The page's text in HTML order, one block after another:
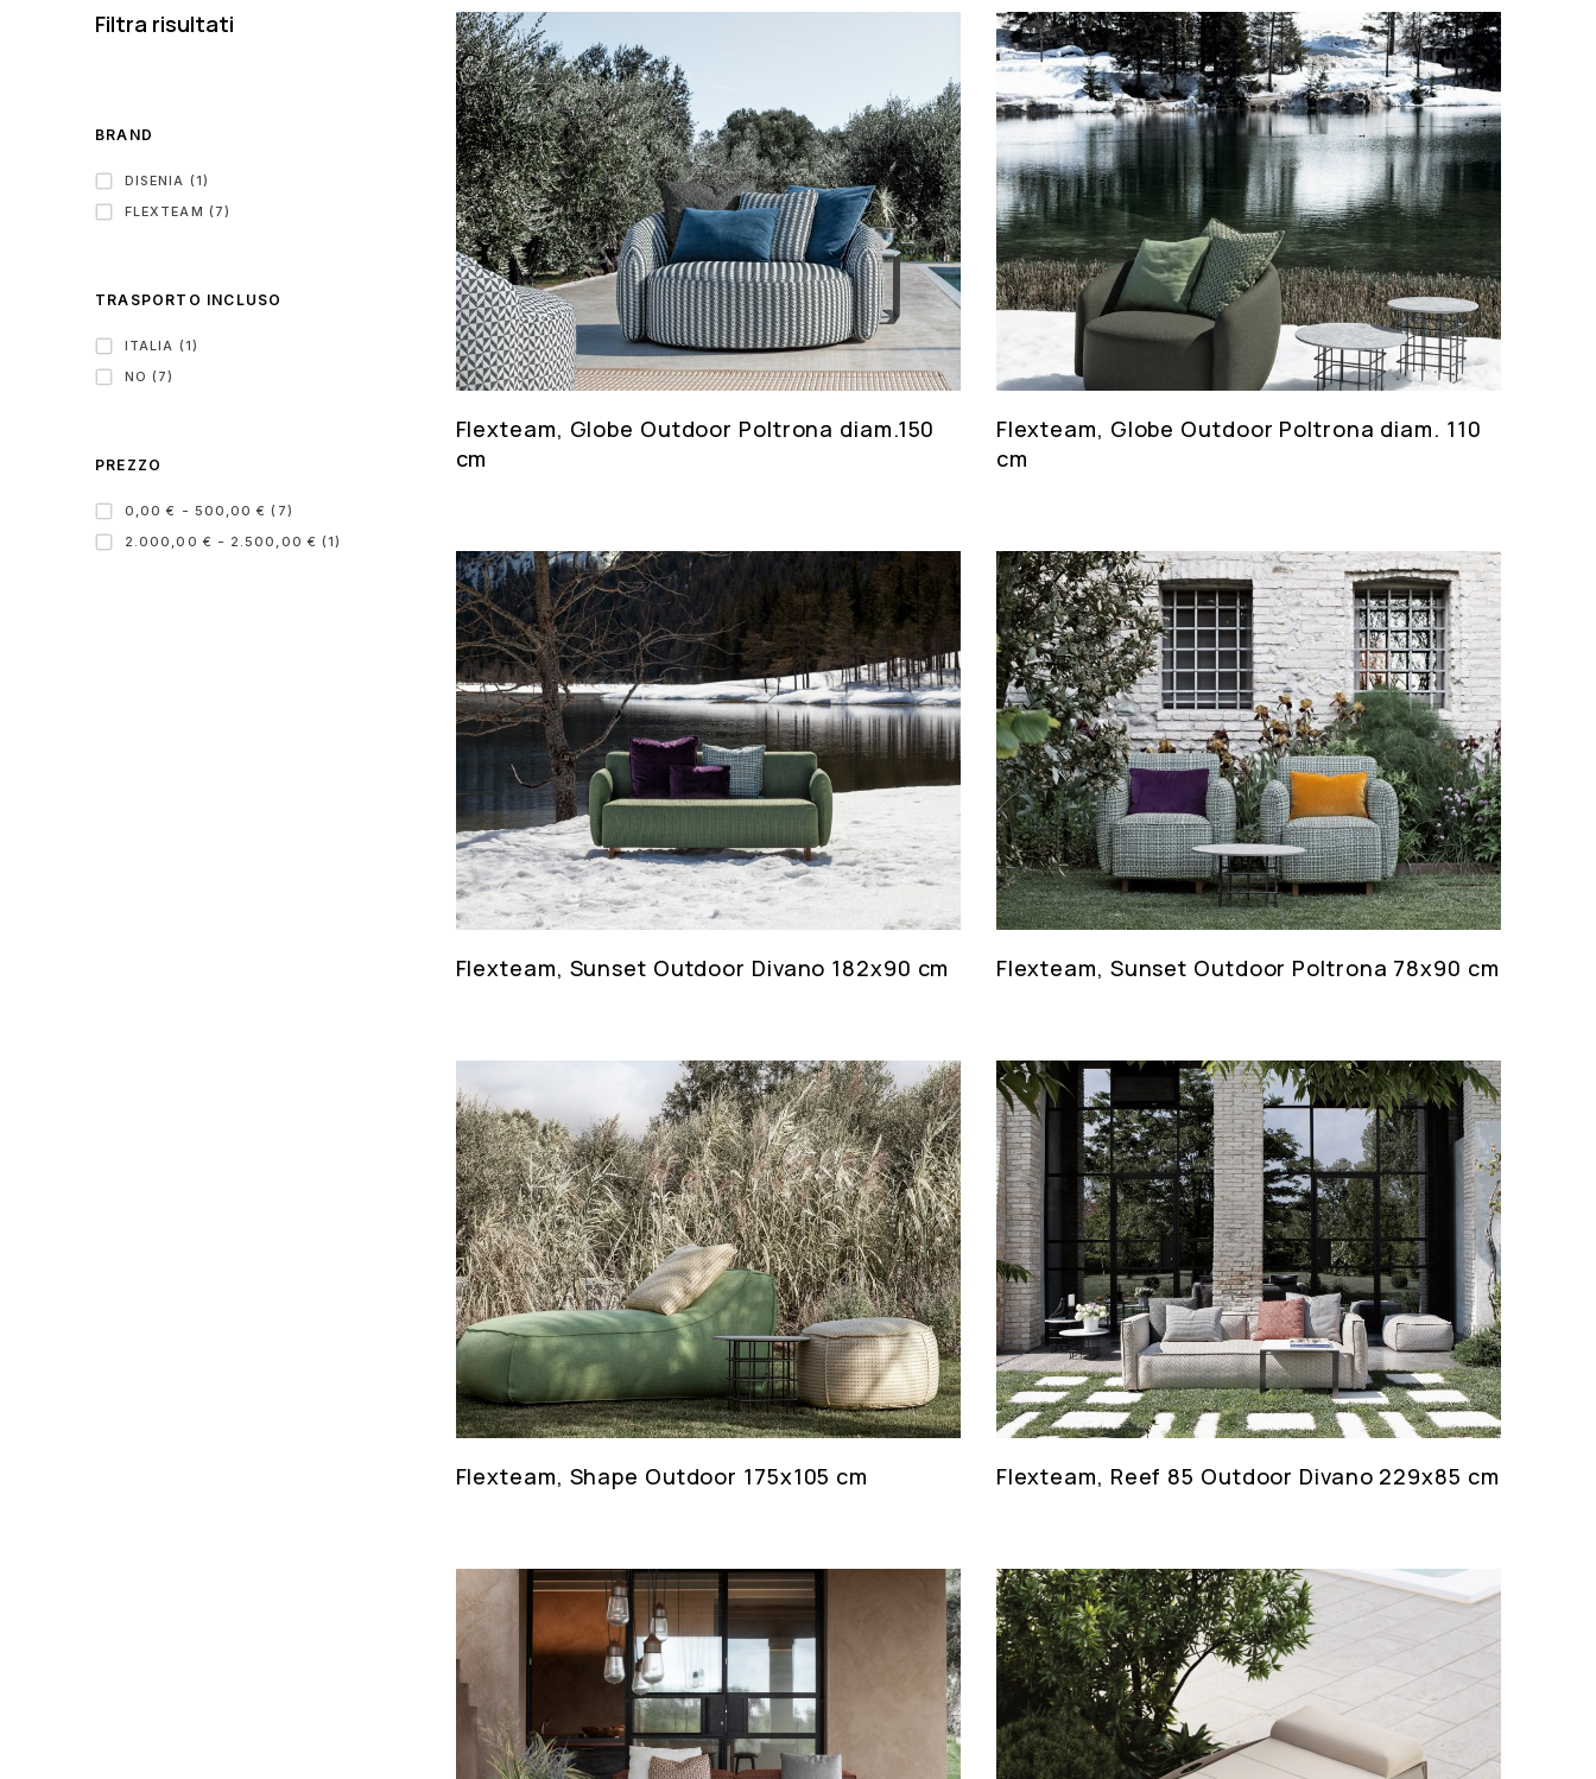
Filtra risultati
BRAND
DISENIA (1)
FLEXTEAM (7)
TRASPORTO INCLUSO
ITALIA (1)
NO (7)
PREZZO
0,00 € - 500,00 € (7)
2.000,00 € - 2.500,00 € (1)
Flexteam, Globe Outdoor Poltrona diam.150
cm
Flexteam, Globe Outdoor Poltrona diam. 110
cm
Flexteam, Sunset Outdoor Divano 182x90 cm Flexteam, Sunset Outdoor Poltrona 78x90 cm
Flexteam, Shape Outdoor 175x105 cm Flexteam, Reef 85 Outdoor Divano 229x85 cm